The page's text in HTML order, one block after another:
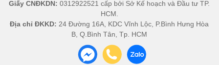
Giấy CNĐKDN: 0312922521 cấp bởi Sở Kế hoạch và Đầu tư TP.
HCM.
Địa chỉ ĐKKD: 24 Đường 16A, KDC Vĩnh Lộc, P.Bình Hưng Hòa
B, Q.Bình Tân, Tp. HCM